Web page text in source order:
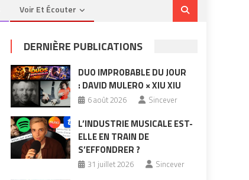
Voir Et Écouter
DERNIÈRE PUBLICATIONS
DUO IMPROBABLE DU JOUR
: DAVID MULERO × XIU XIU
6 août 2026 Sincever
L’INDUSTRIE MUSICALE EST-
ELLE EN TRAIN DE
S’EFFONDRER ?
31 juillet 2026 Sincever